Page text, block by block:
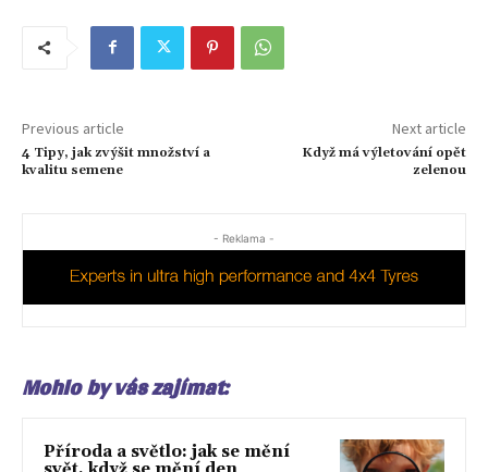
Previous article
4 Tipy, jak zvýšit množství a
kvalitu semene
Next article
Když má výletování opět
zelenou
- Reklama -
Mohlo by vás zajímat:
Příroda a světlo: jak se mění